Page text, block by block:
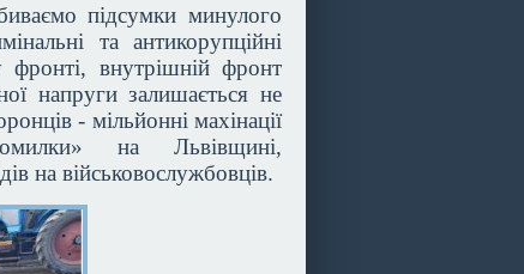
підсумки минулого
та антикорупційні
фронті, внутрішній фронт
напруги залишається не
- мільйонні махінації
на Львівщині,
на військовослужбовців.